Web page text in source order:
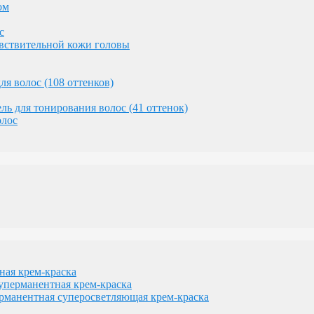
желтизны
волос
блонда
кожи головы
волос (108 оттенков)
для тонирования волос (41 оттенок)
крем-краска
крем-краска
суперосветляющая крем-краска